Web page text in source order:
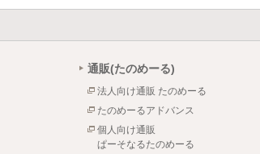
通販(たのめーる)
法人向け通販 たのめーる
たのめーるアドバンス
個人向け通販
ぱーそなるたのめーる